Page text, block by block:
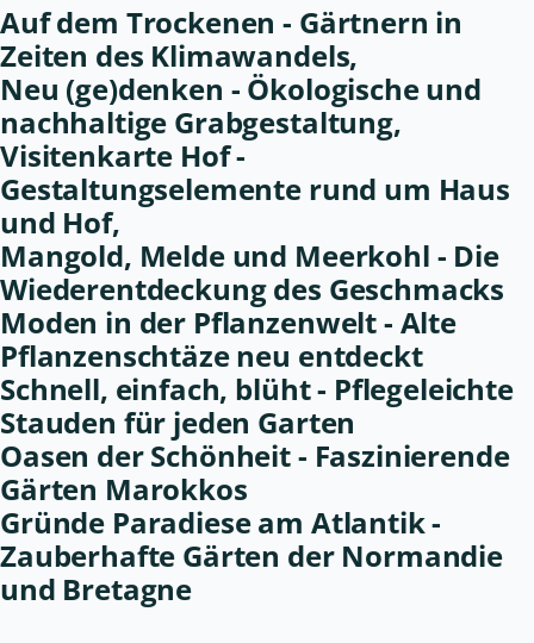
Auf dem Trockenen - Gärtnern in
Zeiten des Klimawandels,
Neu (ge)denken - Ökologische und
nachhaltige Grabgestaltung,
Visitenkarte Hof -
Gestaltungselemente rund um Haus
und Hof,
Mangold, Melde und Meerkohl - Die
Wiederentdeckung des Geschmacks
Moden in der Pflanzenwelt - Alte
Pflanzenschtäze neu entdeckt
Schnell, einfach, blüht - Pflegeleichte
Stauden für jeden Garten
Oasen der Schönheit - Faszinierende
Gärten Marokkos
Gründe Paradiese am Atlantik -
Zauberhafte Gärten der Normandie
und Bretagne